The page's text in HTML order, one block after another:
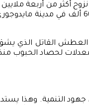
نزوح أكثر من أربعة
كارثة إنسانية تتطلب استجابة فورية؛ ففي نيجيريا وحدها، أسفرت
العطش القاتل الذي
معدلات لحصاد